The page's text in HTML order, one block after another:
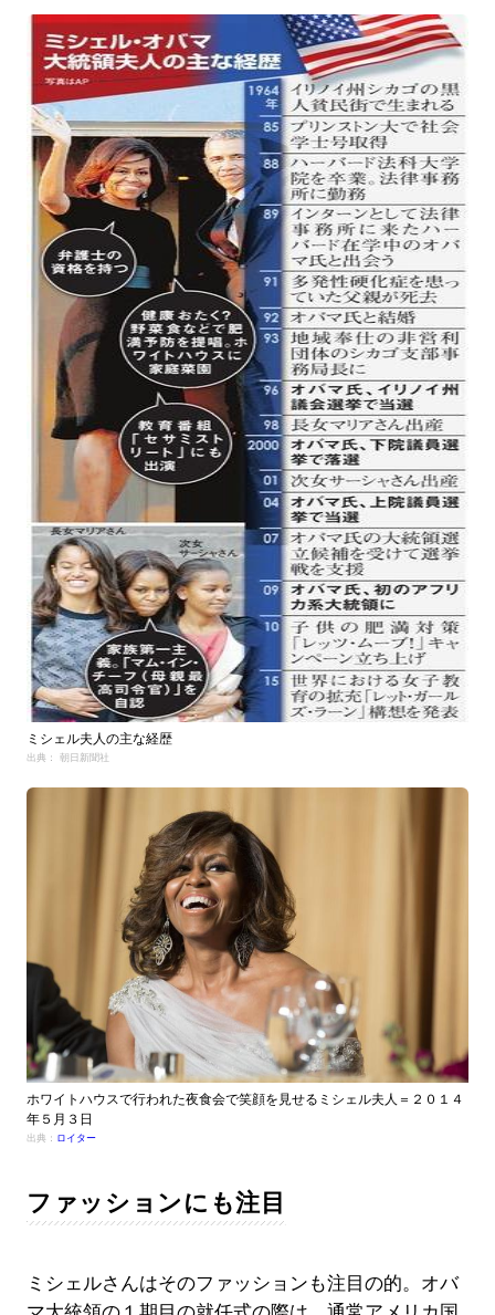
ミシェル夫人の主な経歴
出典： 朝日新聞社
ホワイトハウスで行われた夜食会で笑顔を見せるミシェル夫人＝２０１４
年５月３日
出典： ロイター
ファッションにも注目
ミシェルさんはそのファッションも注目の的。オバ